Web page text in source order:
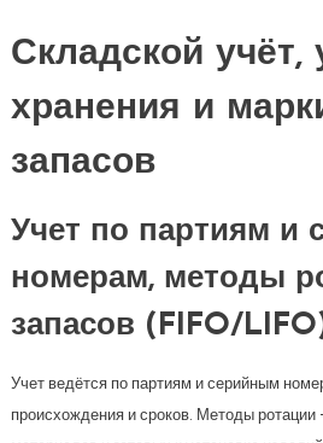
Складской учёт,
хранения и
запасов
Учет по партиям и
номерам, методы
запасов (FIFO/
Учет ведётся по партиям и серийным
происхождения и сроков. Методы